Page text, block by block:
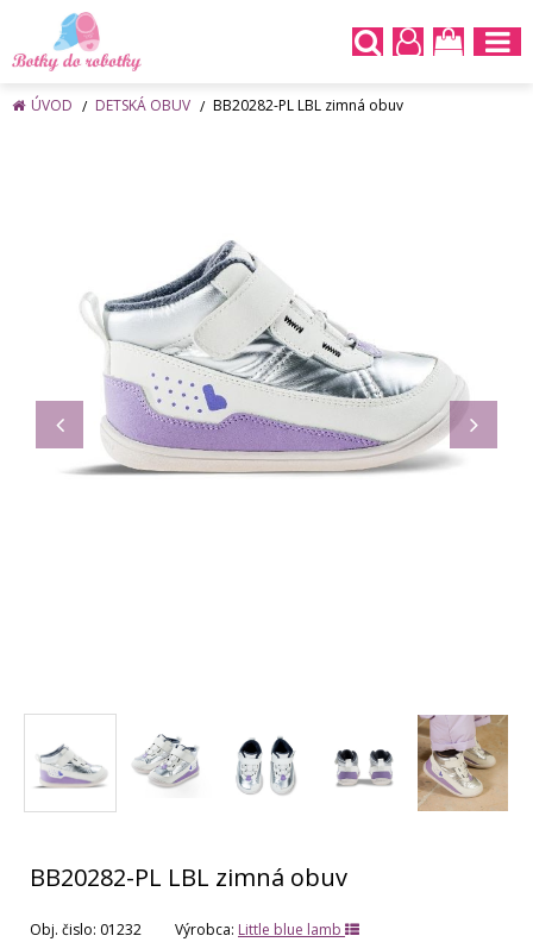
ÚVOD DETSKÁ OBUV BB20282-PL LBL zimná obuv
BB20282-PL LBL zimná obuv
Obj. čislo: 01232 Výrobca: Little blue lamb